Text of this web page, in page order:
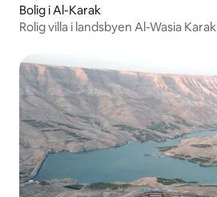
Bolig i Al-Karak
Rolig villa i landsbyen Al-Wasia Karak